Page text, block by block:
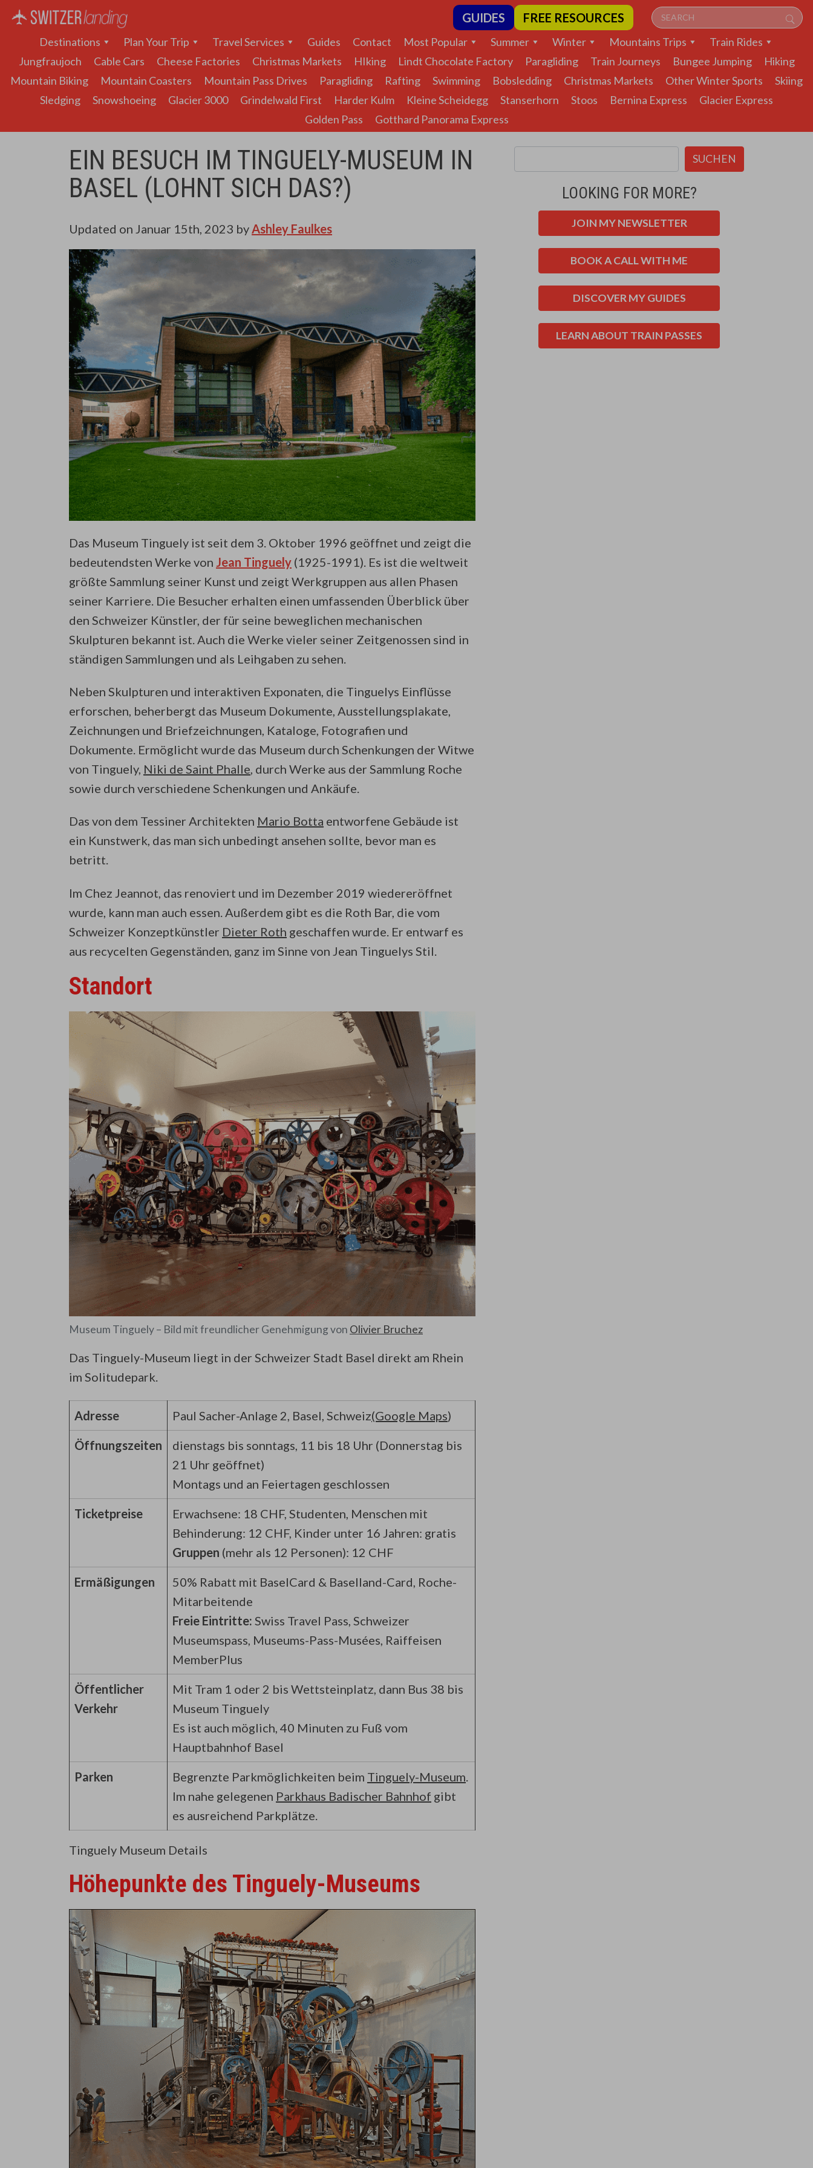
Hauptnavigation GUIDES FREE RESOURCES
Destinations Plan Your Trip Travel Services Guides Contact Most Popular Summer Winter Mountains Trips
Train Rides
Jungfraujoch
Cable Cars Cheese Factories Christmas Markets HIking Lindt Chocolate Factory Paragliding Train Journeys Bungee Jumping
Hiking
Mountain Biking
Mountain Coasters Mountain Pass Drives Paragliding Rafting Swimming Bobsledding Christmas Markets Other Winter Sports
Skiing
Sledging
Snowshoeing Glacier 3000 Grindelwald First Harder Kulm Kleine Scheidegg Stanserhorn Stoos Bernina Express
Glacier Express
Golden Pass
Gotthard Panorama Express
EIN BESUCH IM TINGUELY-MUSEUM IN
BASEL (LOHNT SICH DAS?)
Updated on Januar 15th, 2023 by Ashley Faulkes
Das Museum Tinguely ist seit dem 3. Oktober 1996 geöffnet und zeigt die
bedeutendsten Werke von Jean Tinguely (1925-1991). Es ist die weltweit
größte Sammlung seiner Kunst und zeigt Werkgruppen aus allen Phasen
seiner Karriere. Die Besucher erhalten einen umfassenden Überblick über
den Schweizer Künstler, der für seine beweglichen mechanischen
Skulpturen bekannt ist. Auch die Werke vieler seiner Zeitgenossen sind in
ständigen Sammlungen und als Leihgaben zu sehen.
Neben Skulpturen und interaktiven Exponaten, die Tinguelys Einflüsse
erforschen, beherbergt das Museum Dokumente, Ausstellungsplakate,
Zeichnungen und Briefzeichnungen, Kataloge, Fotografien und
Dokumente. Ermöglicht wurde das Museum durch Schenkungen der Witwe
von Tinguely, Niki de Saint Phalle, durch Werke aus der Sammlung Roche
sowie durch verschiedene Schenkungen und Ankäufe.
Das von dem Tessiner Architekten Mario Botta entworfene Gebäude ist
ein Kunstwerk, das man sich unbedingt ansehen sollte, bevor man es
betritt.
Im Chez Jeannot, das renoviert und im Dezember 2019 wiedereröffnet
wurde, kann man auch essen. Außerdem gibt es die Roth Bar, die vom
Schweizer Konzeptkünstler Dieter Roth geschaffen wurde. Er entwarf es
aus recycelten Gegenständen, ganz im Sinne von Jean Tinguelys Stil.
Standort
Museum Tinguely – Bild mit freundlicher Genehmigung von Olivier Bruchez
Das Tinguely-Museum liegt in der Schweizer Stadt Basel direkt am Rhein
im Solitudepark.
Adresse Paul Sacher-Anlage 2, Basel, Schweiz(Google Maps)
Öffnungszeiten
dienstags bis sonntags, 11 bis 18 Uhr (Donnerstag bis
21 Uhr geöffnet)
Montags und an Feiertagen geschlossen
Ticketpreise
Erwachsene: 18 CHF, Studenten, Menschen mit
Behinderung: 12 CHF, Kinder unter 16 Jahren: gratis
Gruppen (mehr als 12 Personen): 12 CHF
Ermäßigungen
50% Rabatt mit BaselCard & Baselland-Card, Roche-
Mitarbeitende
Freie Eintritte: Swiss Travel Pass, Schweizer
Museumspass, Museums-Pass-Musées, Raiffeisen
MemberPlus
Öffentlicher
Verkehr
Mit Tram 1 oder 2 bis Wettsteinplatz, dann Bus 38 bis
Museum Tinguely
Es ist auch möglich, 40 Minuten zu Fuß vom
Hauptbahnhof Basel
Parken Begrenzte Parkmöglichkeiten beim Tinguely-Museum
Im nahe gelegenen Parkhaus Badischer Bahnhof gibt
es ausreichend Parkplätze.
Tinguely Museum Details
Höhepunkte des Tinguely-Museums
SUCHEN
LOOKING FOR MORE?
JOIN MY NEWSLETTER
BOOK A CALL WITH ME
DISCOVER MY GUIDES
LEARN ABOUT TRAIN PASSES